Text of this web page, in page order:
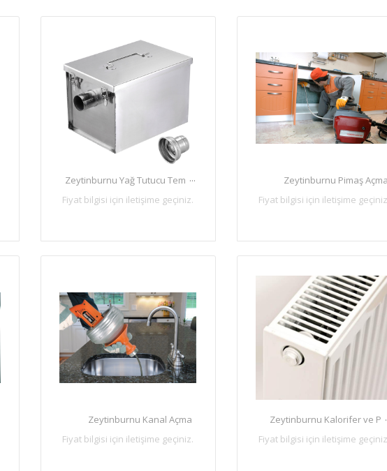
Zeytinburnu Yağ Tutucu Tem ...
Fiyat bilgisi için iletişime geçiniz.
Zeytinburnu Pimaş
Fiyat bilgisi için iletişime
Zeytinburnu Kanal Açma
Fiyat bilgisi için iletişime geçiniz.
Zeytinburnu Kalorifer ve P
Fiyat bilgisi için iletişime